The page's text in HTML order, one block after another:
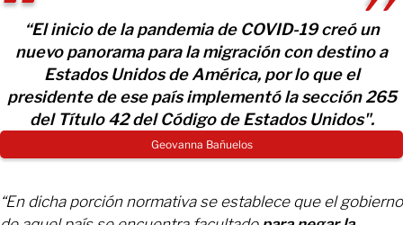
“El inicio de la pandemia de COVID-19 creó un
nuevo panorama para la migración con destino a
Estados Unidos de América, por lo que el
presidente de ese país implementó la sección 265
del Título 42 del Código de Estados Unidos".
Geovanna Bañuelos
“En dicha porción normativa se establece que el gobierno